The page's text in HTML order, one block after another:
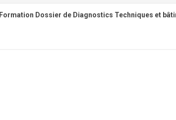
Formation Dossier de Diagnostics Techniques et